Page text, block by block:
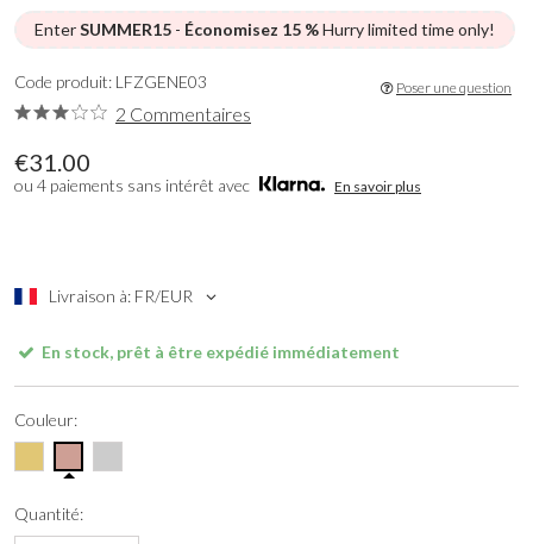
EnterSUMMER15 - Économisez 15 %Hurry limited time only!
€31.00
ou 4 paiements sans intérêt avec En savoir plus
Livraison à: FR/EUR
Code produit: LFZGENE03
2 Commentaires
Poser une question
En stock, prêt à être expédié immédiatement
Couleur:
Quantité: